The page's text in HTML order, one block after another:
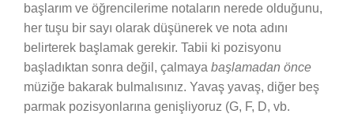
başlarım ve öğrencilerime notaların nerede olduğunu,
her tuşu bir sayı olarak düşünerek ve nota adını
belirterek başlamak gerekir. Tabii ki pozisyonu
başladıktan sonra değil, çalmaya başlamadan önce
müziğe bakarak bulmalısınız. Yavaş yavaş, diğer beş
parmak pozisyonlarına genişliyoruz (G, F, D, vb.